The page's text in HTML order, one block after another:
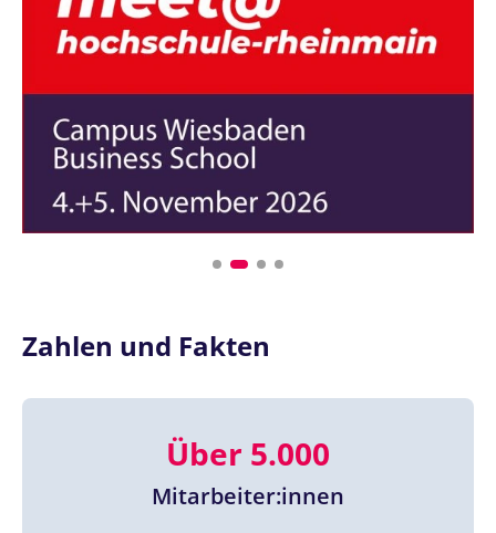
Zahlen und Fakten
Über 5.000
Mitarbeiter:innen